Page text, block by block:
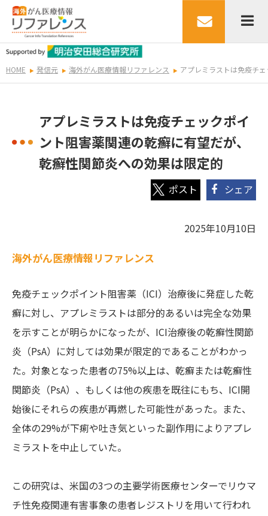
HOME 発信元 海外がん医療情報リファレンス アプレミラストは免疫チ
アプレミラストは免疫チェックポイ
ント阻害薬関連の乾癬に有望だが、
乾癬性関節炎への効果は限定的
シェア
2025年10月10日
海外がん医療情報リファレンス
免疫チェックポイント阻害薬（ICI）治療後に発症した乾
癬に対し、アプレミラストは部分的あるいは完全な効果
を示すことが明らかになったが、ICI治療後の乾癬性関節
炎（PsA）に対しては効果が限定的であることがわかっ
た。対象となった患者の75%以上は、乾癬または乾癬性
関節炎（PsA）、もしくは他の疾患を既往にもち、ICI開
始後にそれらの疾患が再燃した可能性があった。また、
全体の29%が下痢や吐き気といった副作用によりアプレ
ミラストを中止していた。
この研究は、米国の3つの主要学術医療センターでリウマ
チ性免疫関連有害事象の患者レジストリを用いて行われ